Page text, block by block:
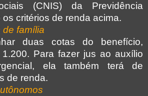
(CNIS) da Previdência
critérios de renda acima.
família
duas cotas do benefício,
Para fazer jus ao auxílio
ela também terá de
de renda.